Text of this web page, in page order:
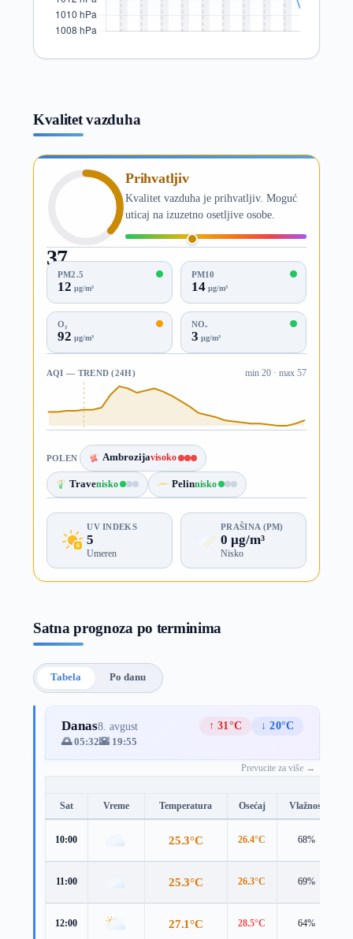
Kvalitet vazduha
37
AQI
Prihvatljiv
Kvalitet vazduha je prihvatljiv. Moguć
uticaj na izuzetno osetljive osobe.
PM2.5
12 µg/m³
PM10
14µg/m³
O₃
92 µg/m³
NO₂
3 µg/m³
AQI — TREND (24H) min 20 · max 57
POLEN Ambrozijavisoko
Travenisko Pelinnisko
UV INDEKS
5
Umeren
PRAŠINA (PM)
0 µg/m³
Nisko
Satna prognoza po terminima
Tabela Po danu
Danas8. avgust ↑ 31°C
↓ 20°C
🌅 05:32🌇 19:55
Prevucite za više →
Sat Vreme Temperatura Osećaj Vlažnost
10:00 25.3°C 26.4°C 68%
11:00 25.3°C 26.3°C 69%
12:00 27.1°C 28.5°C 64%